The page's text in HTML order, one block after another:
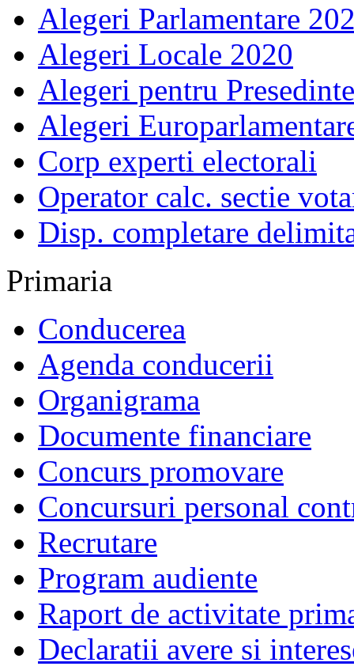
Alegeri Parlamentare
Alegeri Locale 2020
Alegeri pentru
Alegeri
Corp experti electorali
Operator calc. sectie
Disp. completare
Primaria
Conducerea
Agenda conducerii
Organigrama
Documente financiare
Concurs promovare
Concursuri personal
Recrutare
Program audiente
Raport de activitate
Declaratii avere si